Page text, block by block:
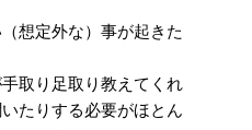
想定外な）事が起きた
取り足取り教えてくれ
たりする必要がほとん